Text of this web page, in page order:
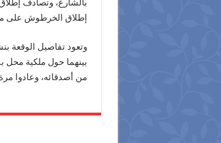
بالشارع، وتصادف
إطلاق الخرطوش على
وتعود تفاصيل الوقعة
بينهما حول ملكية محل
من أصدقائه، وعادوا